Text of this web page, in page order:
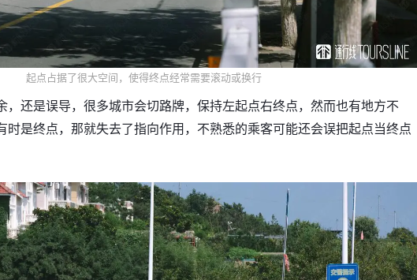
起点占据了很大空间，使得终点经常需要滚动或换行
，还是误导，很多城市会切路牌，保持左起点右终点，然而也有地方不
时是终点，那就失去了指向作用，不熟悉的乘客可能还会误把起点当终点